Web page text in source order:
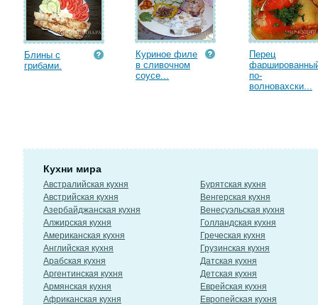
Блины с
грибами.
Куриное филе
в сливочном
соусе...
Перец
по-
волновахски...
Кухни мира
Австралийская кухня
Австрийская кухня
Азербайджанская кухня
Алжирская кухня
Американская кухня
Английская кухня
Арабская кухня
Аргентинская кухня
Армянская кухня
Африканская кухня
Бурятская кухня
Венгерская кухня
Венесуэльская кухня
Голландская кухня
Греческая кухня
Грузинская кухня
Датская кухня
Детская кухня
Еврейская кухня
Европейская кухня